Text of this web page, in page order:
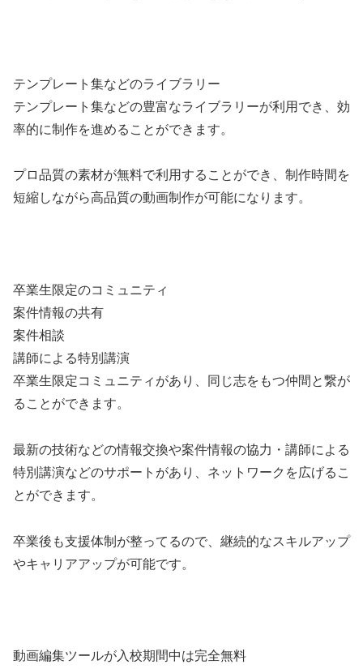
テンプレート集などのライブラリー
テンプレート集などの豊富なライブラリーが利用でき、効
率的に制作を進めることができます。
プロ品質の素材が無料で利用することができ、制作時間を
短縮しながら高品質の動画制作が可能になります。
卒業生限定のコミュニティ
案件情報の共有
案件相談
講師による特別講演
卒業生限定コミュニティがあり、同じ志をもつ仲間と繋が
ることができます。
最新の技術などの情報交換や案件情報の協力・講師による
特別講演などのサポートがあり、ネットワークを広げるこ
とができます。
卒業後も支援体制が整ってるので、継続的なスキルアップ
やキャリアアップが可能です。
動画編集ツールが入校期間中は完全無料